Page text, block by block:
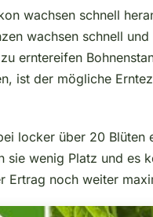
wachsen schnell
wachsen schnell
erntereifen
ist der mögliche
locker über 20
sie wenig Platz und es
Ertrag noch weiter